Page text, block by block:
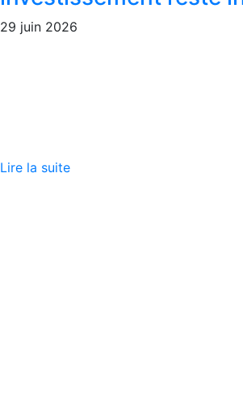
29 juin 2026
Lire la suite